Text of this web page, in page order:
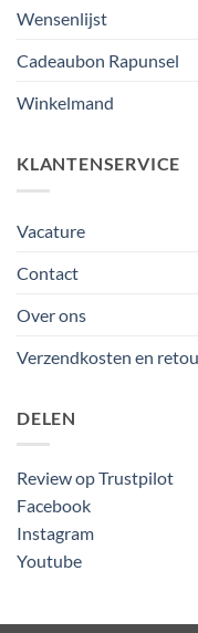
Wensenlijst
Cadeaubon Rapunsel
Winkelmand
KLANTENSERVICE
Vacature
Contact
Over ons
Verzendkosten en
DELEN
Review op Trustpilot
Facebook
Instagram
Youtube